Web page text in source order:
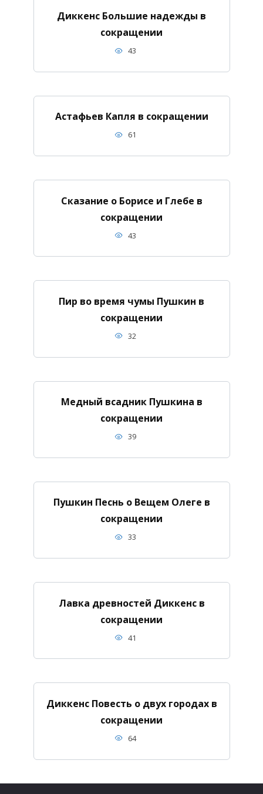
Диккенс Большие надежды в
сокращении
43
Астафьев Капля в сокращении
61
Сказание о Борисе и Глебе в
сокращении
43
Пир во время чумы Пушкин в
сокращении
32
Медный всадник Пушкина в
сокращении
39
Пушкин Песнь о Вещем Олеге в
сокращении
33
Лавка древностей Диккенс в
сокращении
41
Диккенс Повесть о двух городах в
сокращении
64